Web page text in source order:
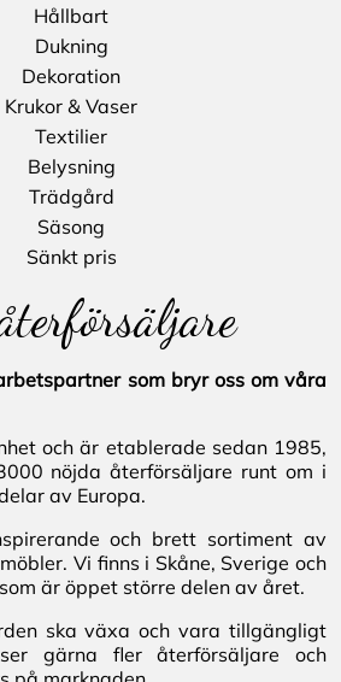
Hållbart
Dukning
Dekoration
Krukor & Vaser
Textilier
Belysning
Trädgård
Säsong
Sänkt pris
som bryr oss om våra
och är etablerade sedan 1985,
nöjda återförsäljare runt om i
av Europa.
och brett sortiment av
Vi finns i Skåne, Sverige och
är öppet större delen av året.
ska växa och vara tillgängligt
gärna fler återförsäljare och